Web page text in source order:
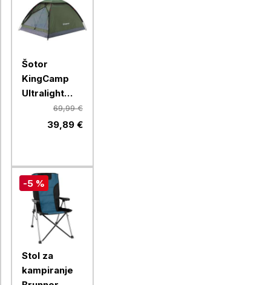
Šotor
KingCamp
Ultralight
Mondome II,
KT2427,
69,99 €
39,89 €
-5 %
Stol za
kampiranje